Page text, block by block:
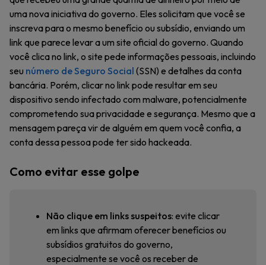
uma nova iniciativa do governo. Eles solicitam que você se
inscreva para o mesmo benefício ou subsídio, enviando um
link que parece levar a um site oficial do governo. Quando
você clica no link, o site pede informações pessoais, incluindo
seu número de Seguro Social (SSN) e detalhes da conta
bancária. Porém, clicar no link pode resultar em seu
dispositivo sendo infectado com malware, potencialmente
comprometendo sua privacidade e segurança. Mesmo que a
mensagem pareça vir de alguém em quem você confia, a
conta dessa pessoa pode ter sido hackeada.
Como evitar esse golpe
Não clique em links suspeitos: evite clicar
em links que afirmam oferecer benefícios ou
subsídios gratuitos do governo,
especialmente se você os receber de